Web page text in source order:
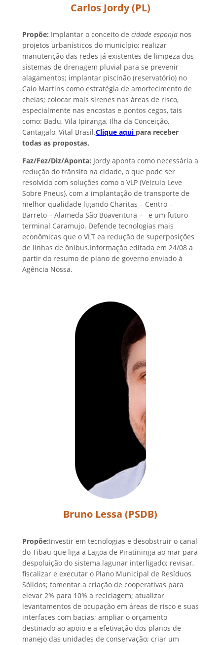
Carlos Jordy (PL)
Propõe: Implantar o conceito de cidade esponjanos
projetos urbanísticos do município; realizar
manutenção das redes já existentes de limpeza dos
sistemas de drenagem pluvial para se prevenir
alagamentos; implantar piscinão (reservatório) no
Caio Martins como estratégia de amortecimento de
cheias; colocar mais sirenes nas áreas de risco,
especialmente nas encostas e pontos cegos, tais
como: Badu, Vila Ipiranga, Ilha da Conceição,
Cantagalo, Vital Brasil.Clique aqui para receber
todas as propostas.
Faz/Fez/Diz/Aponta: Jordy aponta como necessária a
redução do trânsito na cidade, o que pode ser
resolvido com soluções como o VLP (Veículo Leve
Sobre Pneus), com a implantação de transporte de
melhor qualidade ligando Charitas – Centro –
Barreto – Alameda São Boaventura – e um futuro
terminal Caramujo. Defende tecnologias mais
econômicas que o VLT ea redução de superposições
de linhas de ônibus.Informação editada em 24/08 a
partir do resumo de plano de governo enviado à
Agência Nossa.
Bruno Lessa (PSDB)
Propõe:Investir em tecnologias e desobstruir o canal
do Tibau que liga a Lagoa de Piratininga ao mar para
despoluição do sistema lagunar interligado; revisar,
fiscalizar e executar o Plano Municipal de Resíduos
Sólidos; fomentar a criação de cooperativas para
elevar 2% para 10% a reciclagem; atualizar
levantamentos de ocupação em áreas de risco e suas
interfaces com bacias; ampliar o orçamento
destinado ao apoio e a efetivação dos planos de
manejo das unidades de conservação; criar um